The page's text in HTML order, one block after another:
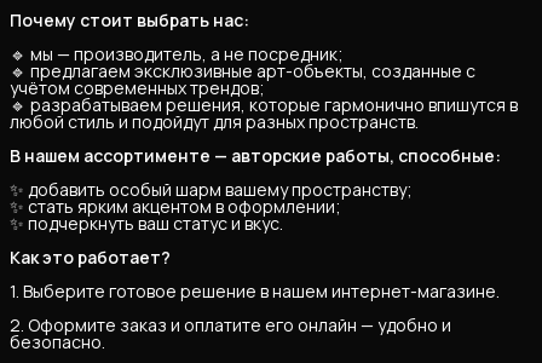
Почему стоит выбрать нас:
🔹 мы — производитель, а не посредник;
🔹 предлагаем эксклюзивные арт-объекты, созданные с
учётом современных трендов;
🔹 разрабатываем решения, которые гармонично впишутся в
любой стиль и подойдут для разных пространств.
В нашем ассортименте — авторские работы, способные:
✨ добавить особый шарм вашему пространству;
✨ стать ярким акцентом в оформлении;
✨ подчеркнуть ваш статус и вкус.
Как это работает?
1. Выберите готовое решение в нашем интернет-магазине.
2. Оформите заказ и оплатите его онлайн — удобно и
безопасно.